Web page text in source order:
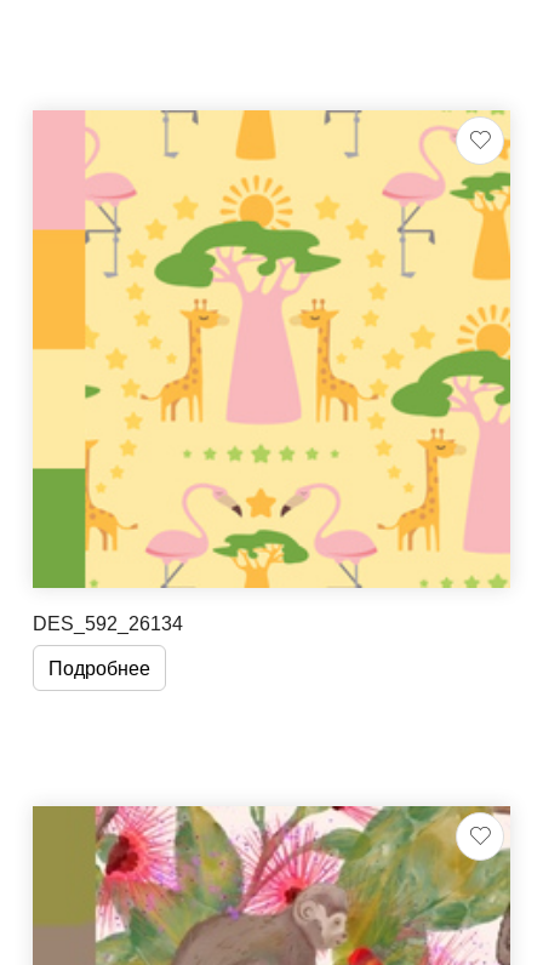
DES_592_26134
Подробнее